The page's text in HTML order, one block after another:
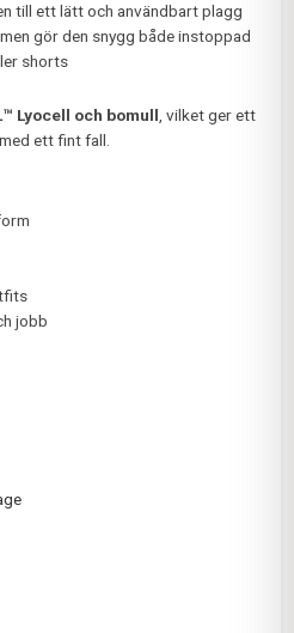
till ett lätt och användbart plagg
gör den snygg både instoppad
shorts
Lyocell och bomull , vilket ger ett
ett fint fall.
jobb